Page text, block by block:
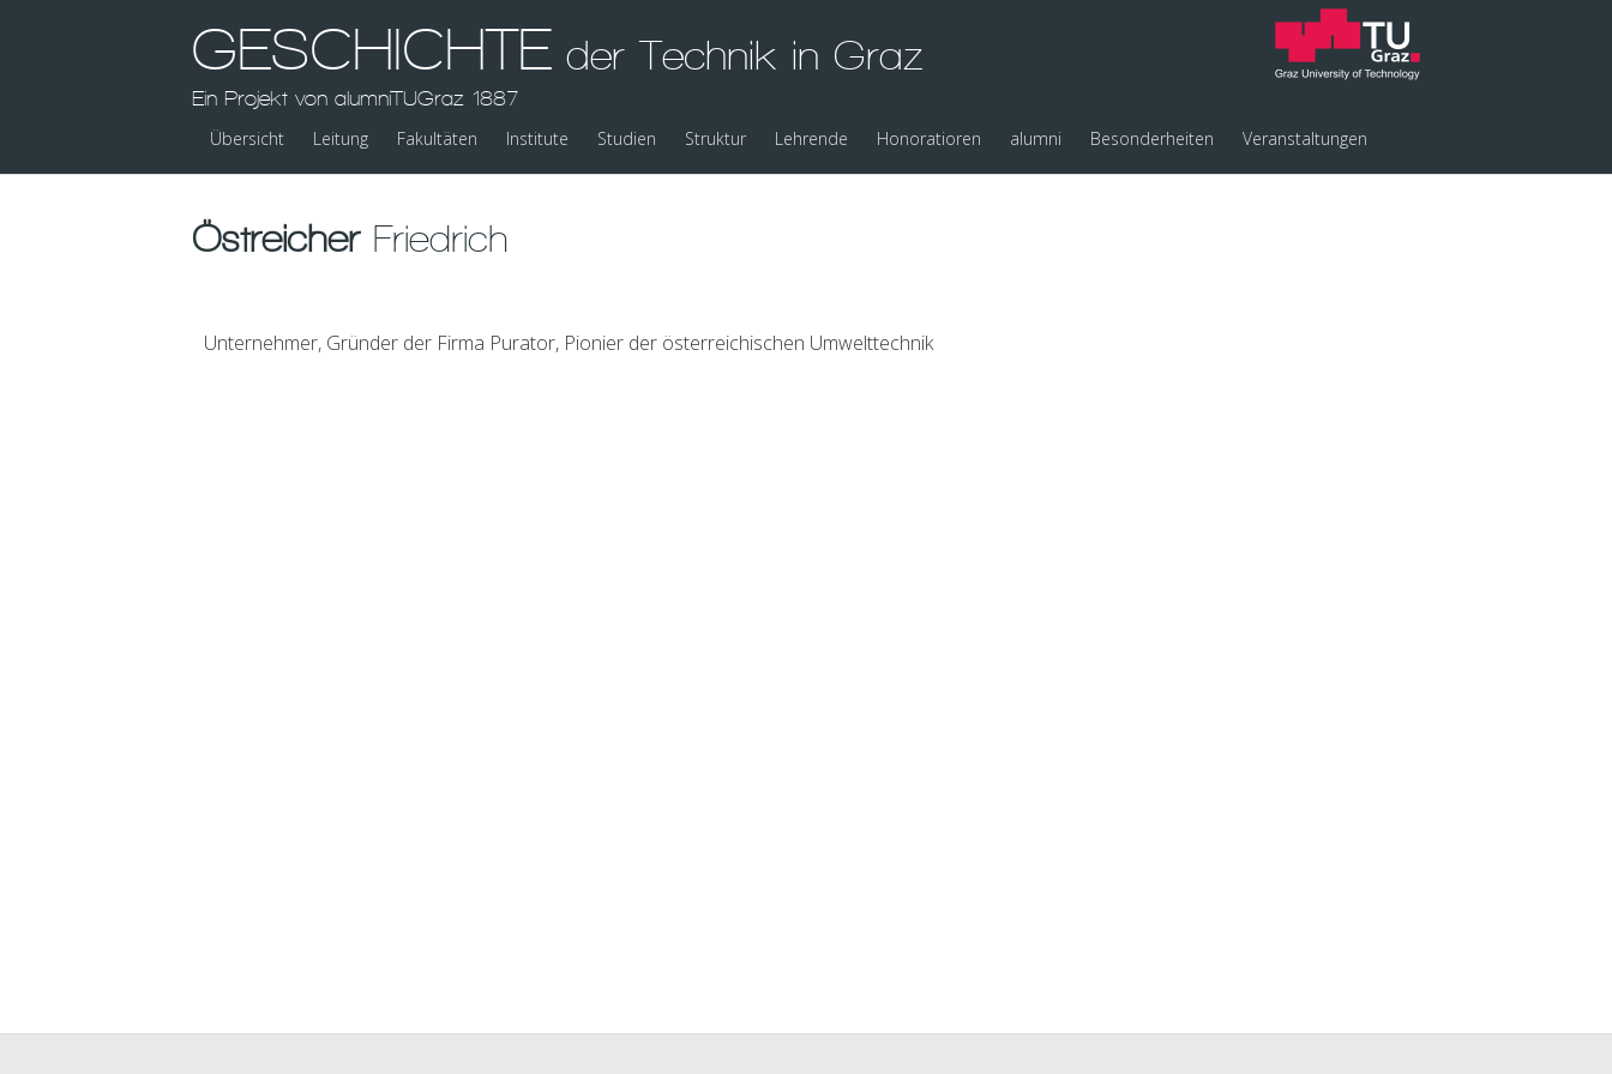
GESCHICHTE der Technik in Graz
Ein Projekt von alumniTUGraz 1887
Übersicht Leitung Fakultäten Institute Studien Struktur Lehrende Honoratioren alumni Besonderheiten Veranstaltungen
ÖstreicherFriedrich
Unternehmer, Gründer der Firma Purator, Pionier der österreichischen Umwelttechnik